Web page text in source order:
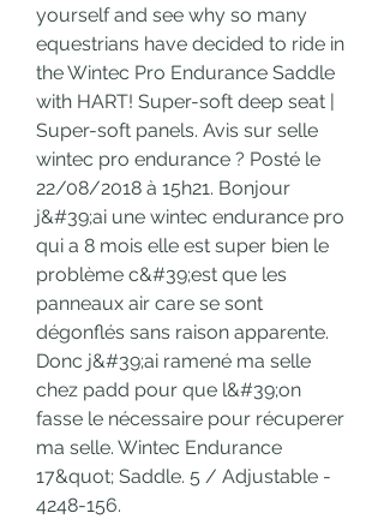
yourself and see why so many
equestrians have decided to ride in
the Wintec Pro Endurance Saddle
with HART! Super-soft deep seat |
Super-soft panels. Avis sur selle
wintec pro endurance ? Posté le
22/08/2018 à 15h21. Bonjour
j&#39;ai une wintec endurance pro
qui a 8 mois elle est super bien le
problème c&#39;est que les
panneaux air care se sont
dégonflés sans raison apparente.
Donc j&#39;ai ramené ma selle
chez padd pour que l&#39;on
fasse le nécessaire pour récuperer
ma selle. Wintec Endurance
17&quot; Saddle. 5 / Adjustable -
4248-156.